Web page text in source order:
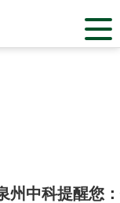
院
标签合辑
州中科提醒您